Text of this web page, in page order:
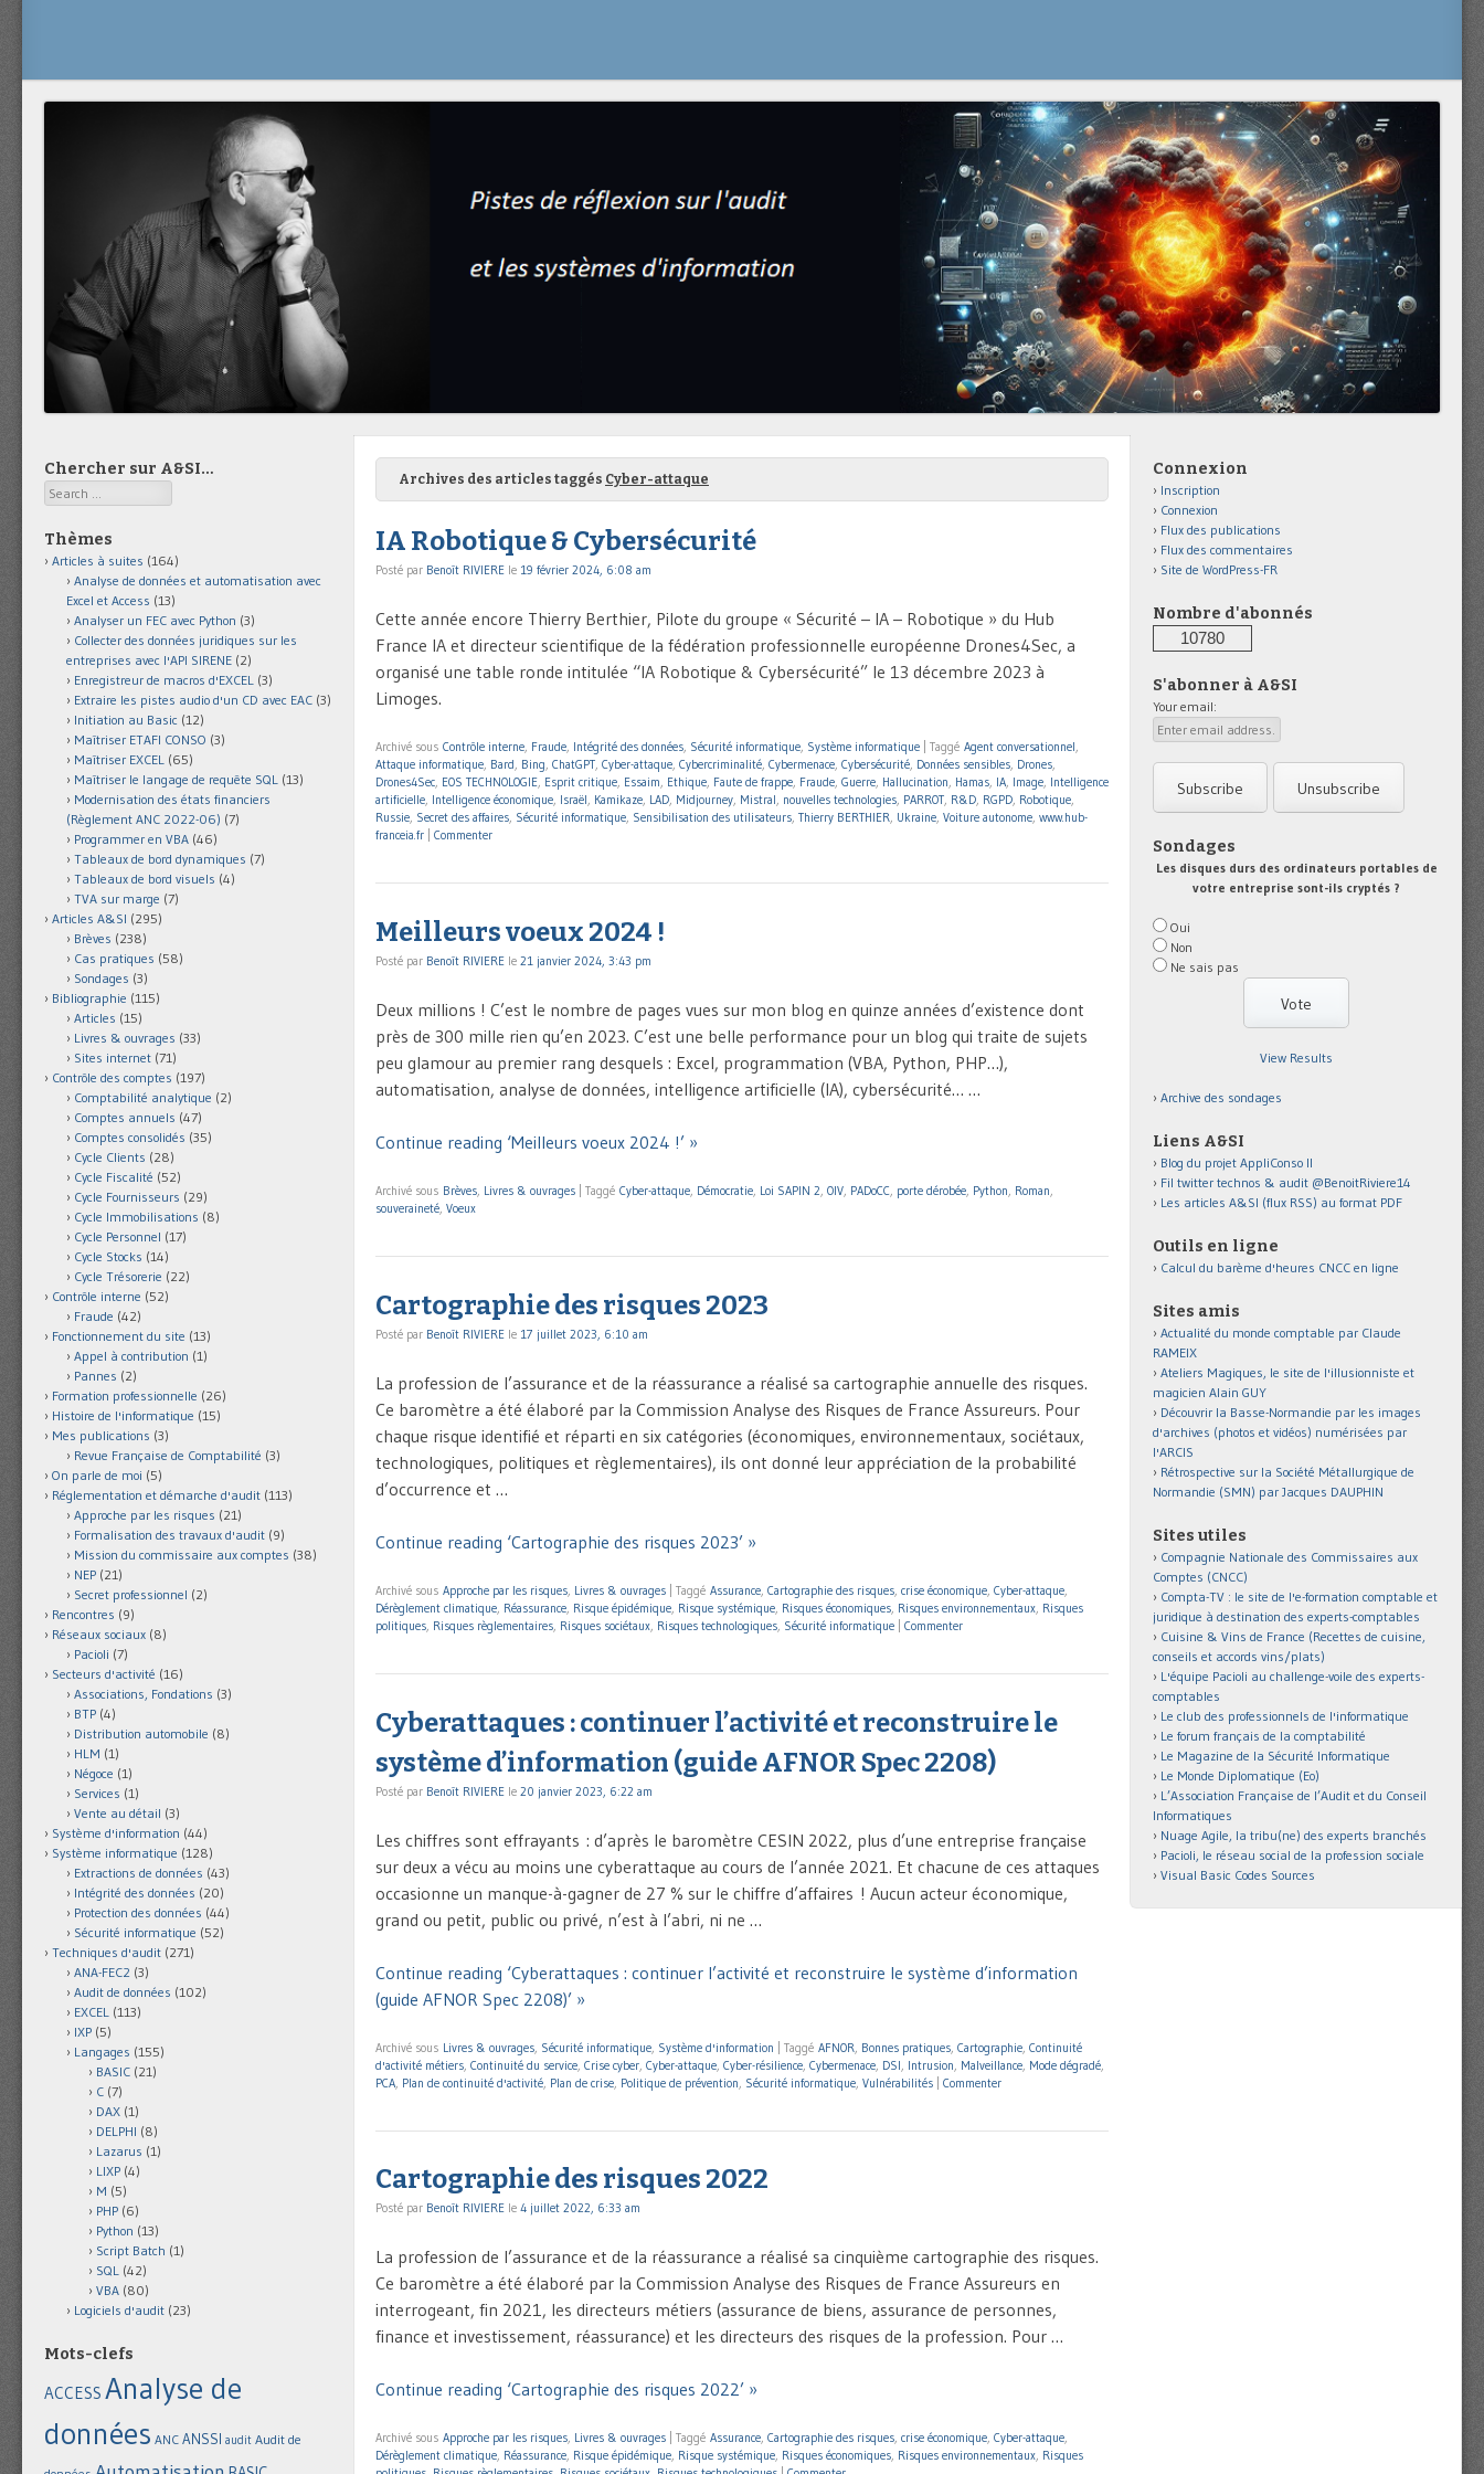
Archives des articles taggés Cyber-attaque
IA Robotique & Cybersécurité
Posté par Benoît RIVIERE le 19 février 2024, 6:08 am
Cette année encore Thierry Berthier, Pilote du groupe « Sécurité – IA – Robotique » du Hub
France IA et directeur scientifique de la fédération professionnelle européenne Drones4Sec, a
organisé une table ronde intitulée “IA Robotique & Cybersécurité” le 13 décembre 2023 à
Limoges.
Archivé sous Contrôle interne, Fraude, Intégrité des données, Sécurité informatique, Système informatique Taggé Agent conversationnel,
Attaque informatique, Bard, Bing, ChatGPT, Cyber-attaque, Cybercriminalité, Cybermenace, Cybersécurité, Données sensibles, Drones,
Drones4Sec, EOS TECHNOLOGIE, Esprit critique, Essaim, Ethique, Faute de frappe, Fraude, Guerre, Hallucination, Hamas, IA, Image, Intelligence
artificielle, Intelligence économique, Israël, Kamikaze, LAD, Midjourney, Mistral, nouvelles technologies, PARROT, R&D, RGPD, Robotique,
Russie, Secret des affaires, Sécurité informatique, Sensibilisation des utilisateurs, Thierry BERTHIER, Ukraine, Voiture autonome, www.hub-
franceia.fr
Commenter
Meilleurs voeux 2024 !
Posté par Benoît RIVIERE le 21 janvier 2024, 3:43 pm
Deux millions ! C’est le nombre de pages vues sur mon blog en quinze années d’existence dont
près de 300 mille rien qu’en 2023. C’est une belle performance pour un blog qui traite de sujets
peu glamour au premier rang desquels : Excel, programmation (VBA, Python, PHP…),
automatisation, analyse de données, intelligence artificielle (IA), cybersécurité… …
Continue reading ‘Meilleurs voeux 2024 !’ »
Archivé sous Brèves, Livres & ouvrages Taggé Cyber-attaque, Démocratie, Loi SAPIN 2, OIV, PADoCC, porte dérobée, Python, Roman,
souveraineté, Voeux
Cartographie des risques 2023
Posté par Benoît RIVIERE le 17 juillet 2023, 6:10 am
La profession de l’assurance et de la réassurance a réalisé sa cartographie annuelle des risques.
Ce baromètre a été élaboré par la Commission Analyse des Risques de France Assureurs. Pour
chaque risque identifié et réparti en six catégories (économiques, environnementaux, sociétaux,
technologiques, politiques et règlementaires), ils ont donné leur appréciation de la probabilité
d’occurrence et …
Continue reading ‘Cartographie des risques 2023’ »
Archivé sous Approche par les risques, Livres & ouvrages Taggé Assurance, Cartographie des risques, crise économique, Cyber-attaque,
Dérèglement climatique, Réassurance, Risque épidémique, Risque systémique, Risques économiques, Risques environnementaux, Risques
politiques, Risques règlementaires, Risques sociétaux, Risques technologiques, Sécurité informatique Commenter
Cyberattaques : continuer l’activité et reconstruire le
système d’information (guide AFNOR Spec 2208)
Posté par Benoît RIVIERE le 20 janvier 2023, 6:22 am
Les chiffres sont effrayants : d’après le baromètre CESIN 2022, plus d’une entreprise française
sur deux a vécu au moins une cyberattaque au cours de l’année 2021. Et chacune de ces attaques
occasionne un manque-à-gagner de 27 % sur le chiffre d’affaires ! Aucun acteur économique,
grand ou petit, public ou privé, n’est à l’abri, ni ne …
Continue reading ‘Cyberattaques : continuer l’activité et reconstruire le système d’information
(guide AFNOR Spec 2208)’ »
Archivé sous Livres & ouvrages Sécurité informatique Système d'information Taggé AFNOR Bonnes pratiques Cartographie Continuité
d'activité métiers Continuité du service Crise cyber Cyber-attaque Cyber-résilience Cybermenace DSI Intrusion Malveillance Mode dégradé
PCA Plan de continuité d'activité Plan de crise Politique de prévention Sécurité informatique Vulnérabilités Commenter
Cartographie des risques 2022
Posté par Benoît RIVIERE le 4 juillet 2022, 6:33 am
La profession de l’assurance et de la réassurance a réalisé sa cinquième cartographie des risques.
Ce baromètre a été élaboré par la Commission Analyse des Risques de France Assureurs en
interrogeant, fin 2021, les directeurs métiers (assurance de biens, assurance de personnes,
finance et investissement, réassurance) et les directeurs des risques de la profession. Pour …
Continue reading ‘Cartographie des risques 2022’ »
Archivé sous Approche par les risques, Livres & ouvrages Taggé Assurance, Cartographie des risques, crise économique, Cyber-attaque,
Dérèglement climatique, Réassurance, Risque épidémique, Risque systémique, Risques économiques, Risques environnementaux, Risques
Chercher sur A&SI…
Search
Thèmes
Articles à suites (164)
Analyse de données et automatisation avec
Excel et Access (13)
Analyser un FEC avec Python (3)
Collecter des données juridiques sur les
entreprises avec l'API SIRENE (2)
Enregistreur de macros d'EXCEL (3)
Extraire les pistes audio d'un CD avec EAC (3)
Initiation au Basic (12)
Maîtriser ETAFI CONSO (3)
Maîtriser EXCEL (65)
Maîtriser le langage de requête SQL (13)
Modernisation des états financiers
(Règlement ANC 2022-06) (7)
Programmer en VBA (46)
Tableaux de bord dynamiques (7)
Tableaux de bord visuels (4)
TVA sur marge (7)
Articles A&SI (295)
Brèves (238)
Cas pratiques (58)
Sondages (3)
Bibliographie (115)
Articles (15)
Livres & ouvrages (33)
Sites internet (71)
Contrôle des comptes (197)
Comptabilité analytique (2)
Comptes annuels (47)
Comptes consolidés (35)
Cycle Clients (28)
Cycle Fiscalité (52)
Cycle Fournisseurs (29)
Cycle Immobilisations (8)
Cycle Personnel (17)
Cycle Stocks (14)
Cycle Trésorerie (22)
Contrôle interne (52)
Fraude (42)
Fonctionnement du site (13)
Appel à contribution (1)
Pannes (2)
Formation professionnelle (26)
Histoire de l'informatique (15)
Mes publications (3)
Revue Française de Comptabilité (3)
On parle de moi (5)
Réglementation et démarche d'audit (113)
Approche par les risques (21)
Formalisation des travaux d'audit (9)
Mission du commissaire aux comptes (38)
NEP (21)
Secret professionnel (2)
Rencontres (9)
Réseaux sociaux (8)
Pacioli (7)
Secteurs d'activité (16)
Associations, Fondations (3)
BTP (4)
Distribution automobile (8)
HLM (1)
Négoce (1)
Services (1)
Vente au détail (3)
Système d'information (44)
Système informatique (128)
Extractions de données (43)
Intégrité des données (20)
Protection des données (44)
Sécurité informatique (52)
Techniques d'audit (271)
ANA-FEC2 (3)
Audit de données (102)
EXCEL (113)
IXP (5)
Langages (155)
BASIC (21)
C (7)
DAX (1)
DELPHI (8)
Lazarus (1)
LIXP (4)
M (5)
PHP (6)
Python (13)
Script Batch (1)
SQL (42)
VBA (80)
Logiciels d'audit (23)
Mots-clefs
ACCESS Analyse de
données ANC ANSSI audit Audit de
Connexion
Inscription
Connexion
Flux des publications
Flux des commentaires
Site de WordPress-FR
Nombre d'abonnés
10780
S'abonner à A&SI
Your email:
Sondages
Les disques durs des ordinateurs portables de
votre entreprise sont-ils cryptés ?
Oui
Non
Ne sais pas
View Results
Archive des sondages
Liens A&SI
Blog du projet AppliConso II
Fil twitter technos & audit @BenoitRiviere14
Les articles A&SI (flux RSS) au format PDF
Outils en ligne
Calcul du barème d'heures CNCC en ligne
Sites amis
Actualité du monde comptable par Claude
RAMEIX
Ateliers Magiques, le site de l'illusionniste et
magicien Alain GUY
Découvrir la Basse-Normandie par les images
d'archives (photos et vidéos) numérisées par
l'ARCIS
Rétrospective sur la Société Métallurgique de
Normandie (SMN) par Jacques DAUPHIN
Sites utiles
Compagnie Nationale des Commissaires aux
Comptes (CNCC)
Compta-TV : le site de l'e-formation comptable et
juridique à destination des experts-comptables
Cuisine & Vins de France (Recettes de cuisine,
conseils et accords vins/plats)
L'équipe Pacioli au challenge-voile des experts-
comptables
Le club des professionnels de l'informatique
Le forum français de la comptabilité
Le Magazine de la Sécurité Informatique
Le Monde Diplomatique (Eo)
L’Association Française de l’Audit et du Conseil
Informatiques
Nuage Agile, la tribu(ne) des experts branchés
Pacioli, le réseau social de la profession sociale
Visual Basic Codes Sources